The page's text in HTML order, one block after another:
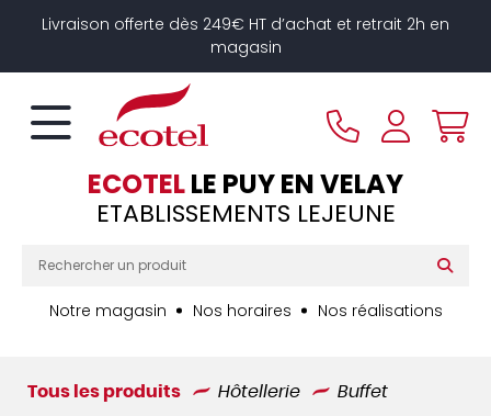
Livraison offerte dès 249€ HT d’achat et retrait 2h en
magasin
ECOTELLE PUY EN VELAY
ETABLISSEMENTS LEJEUNE
Notre magasin Nos horaires Nos réalisations
Tous les produits Hôtellerie Buffet
Panneau de gestion des cookies